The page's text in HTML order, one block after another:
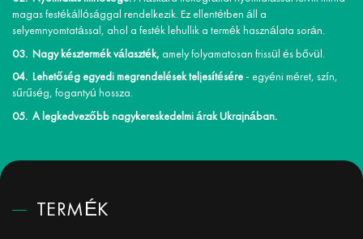
magas festékállósággal rendelkezik. Ez ellentétben áll a
selyemnyomtatással, ahol a festék lehullik a termék használata során.
Nagy késztermék választék, amely folyamatosan frissül és bővül.
Lehetőség egyedi megrendelések teljesítésére- egyéni méret, szín,
sűrűség, fogantyú hossza.
A legkedvezőbb nagykereskedelmi árak Ukrajnában.
TERMÉK